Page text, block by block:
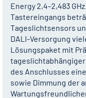
Energy 2,4–2,483
Tastereingangs
Tageslichtsensors
DALI-Versorgung
Lösungspaket mit
des Anschlusses
sowie Dimmung der